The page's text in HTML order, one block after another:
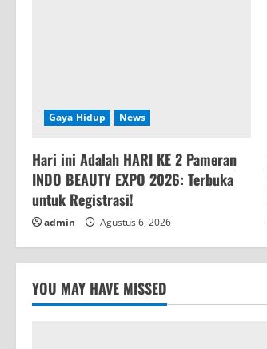
i
n
g
Gaya Hidup News
Hari ini Adalah HARI KE 2 Pameran
INDO BEAUTY EXPO 2026: Terbuka
untuk Registrasi!
admin Agustus 6, 2026
YOU MAY HAVE MISSED